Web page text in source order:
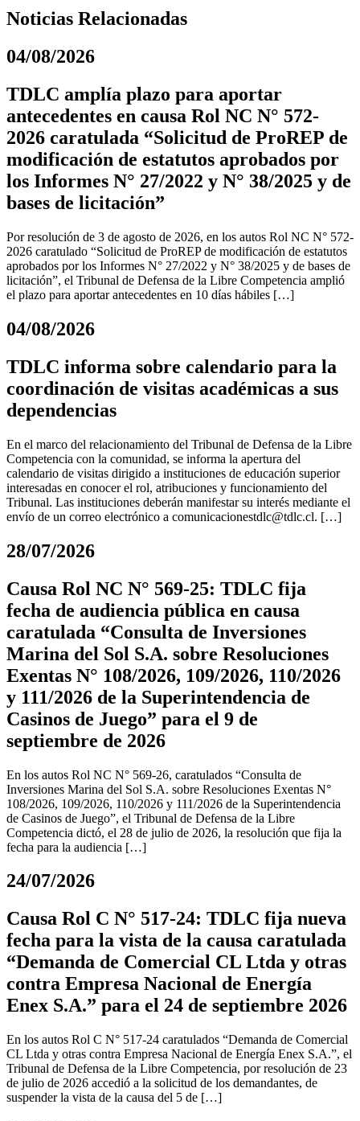
Noticias Relacionadas
04/08/2026
TDLC amplía plazo para aportar
antecedentes en causa Rol NC N° 572-
2026 caratulada “Solicitud de ProREP de
modificación de estatutos aprobados por
los Informes N° 27/2022 y N° 38/2025 y de
bases de licitación”
Por resolución de 3 de agosto de 2026, en los autos Rol NC N° 572-
2026 caratulado “Solicitud de ProREP de modificación de estatutos
aprobados por los Informes N° 27/2022 y N° 38/2025 y de bases de
licitación”, el Tribunal de Defensa de la Libre Competencia amplió
el plazo para aportar antecedentes en 10 días hábiles […]
04/08/2026
TDLC informa sobre calendario para la
coordinación de visitas académicas a sus
dependencias
En el marco del relacionamiento del Tribunal de Defensa de la Libre
Competencia con la comunidad, se informa la apertura del
calendario de visitas dirigido a instituciones de educación superior
interesadas en conocer el rol, atribuciones y funcionamiento del
Tribunal. Las instituciones deberán manifestar su interés mediante el
envío de un correo electrónico a comunicacionestdlc@tdlc.cl. […]
28/07/2026
Causa Rol NC N° 569-25: TDLC fija
fecha de audiencia pública en causa
caratulada “Consulta de Inversiones
Marina del Sol S.A. sobre Resoluciones
Exentas N° 108/2026, 109/2026, 110/2026
y 111/2026 de la Superintendencia de
Casinos de Juego” para el 9 de
septiembre de 2026
En los autos Rol NC N° 569-26, caratulados “Consulta de
Inversiones Marina del Sol S.A. sobre Resoluciones Exentas N°
108/2026, 109/2026, 110/2026 y 111/2026 de la Superintendencia
de Casinos de Juego”, el Tribunal de Defensa de la Libre
Competencia dictó, el 28 de julio de 2026, la resolución que fija la
fecha para la audiencia […]
24/07/2026
Causa Rol C N° 517-24: TDLC fija nueva
fecha para la vista de la causa caratulada
“Demanda de Comercial CL Ltda y otras
contra Empresa Nacional de Energía
Enex S.A.” para el 24 de septiembre 2026
En los autos Rol C N° 517-24 caratulados “Demanda de Comercial
CL Ltda y otras contra Empresa Nacional de Energía Enex S.A.”, el
Tribunal de Defensa de la Libre Competencia, por resolución de 23
de julio de 2026 accedió a la solicitud de los demandantes, de
suspender la vista de la causa del 5 de […]